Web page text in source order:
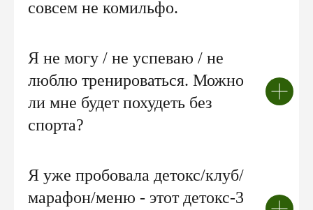
совсем не комильфо.
Я не могу / не успеваю / не
люблю тренироваться. Можно
ли мне будет похудеть без
спорта?
Я уже пробовала детокс/клуб/
марафон/меню - этот детокс-3